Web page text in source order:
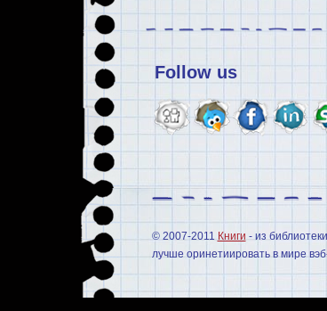
Follow us
© 2007-2011 Книги - из
лучше оринетиировать в мире